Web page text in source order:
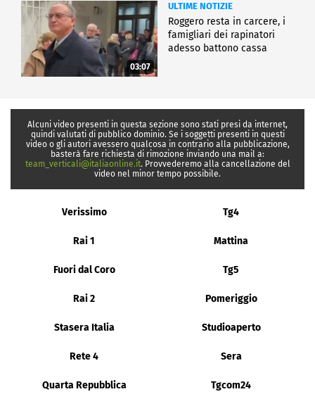
03:07
ULTIME NOTIZIE
Roggero resta in carcere, i
famigliari dei rapinatori
adesso battono cassa
Alcuni video presenti in questa sezione sono stati presi da internet,
quindi valutati di pubblico dominio. Se i soggetti presenti in questi
video o gli autori avessero qualcosa in contrario alla pubblicazione,
basterà fare richiesta di rimozione inviando una mail a:
team_verticali@italiaonline.it. Provvederemo alla cancellazione del
video nel minor tempo possibile.
Verissimo Tg4
Rai 1 Mattina
Fuori dal Coro Tg5
Rai 2 Pomeriggio
Stasera Italia Studioaperto
Rete 4 Sera
Quarta Repubblica Tgcom24